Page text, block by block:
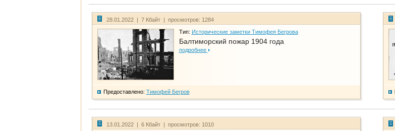
28.01.2022 | 7 Кбайт | просмотров: 1284
Тип: Исторические заметки Тимофея Бегрова
Балтиморский пожар 1904 года
подробнее
Предоставлено: Тимофей Бегров
13.01.2022 | 6 Кбайт | просмотров: 1010